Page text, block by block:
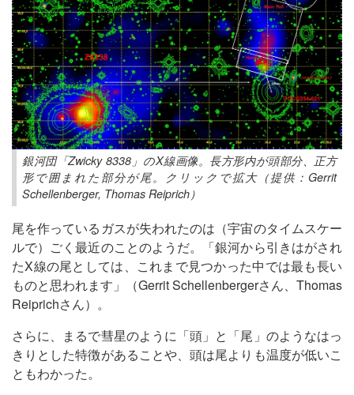
銀河団「Zwicky 8338」のX線画像。長方形内が頭部分、正方
形で囲まれた部分が尾。クリックで拡大（提供：Gerrit
Schellenberger, Thomas Reiprich）
尾を作っているガスが失われたのは（宇宙のタイムスケー
ルで）ごく最近のことのようだ。「銀河から引きはがされ
たX線の尾としては、これまで見つかった中では最も長い
ものと思われます」（Gerrit Schellenbergerさん、Thomas
Reiprichさん）。
さらに、まるで彗星のように「頭」と「尾」のようなはっ
きりとした特徴があることや、頭は尾よりも温度が低いこ
ともわかった。